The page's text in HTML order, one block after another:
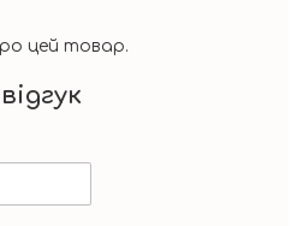
цей товар.